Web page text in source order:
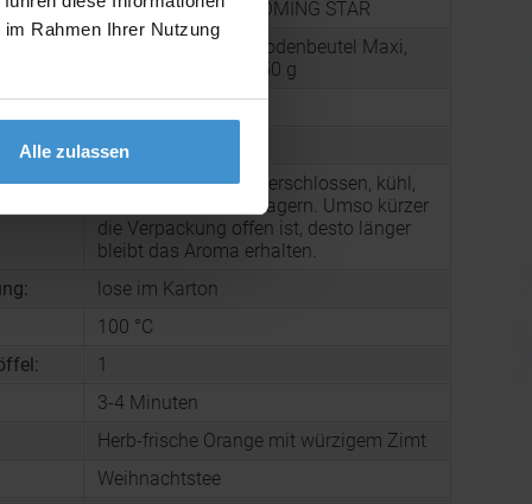
Rahmen Ihrer Nutzung
Alle zulassen
Weihnachtstee GLOOMING STAR
Verpackung: Standbodenbeutel Maxi,
Kraftpapier, Inhalt 150 g
190 x 265 x 110 mm
Den Tee immer gut verschlossen, kühl,
dunkel und trocken lagern. Umso kürzer
die Verpackung offen ist, desto länger
bleibt das Aroma erhalten.
lose im Karton
100 °C
1
3-4 Minuten
Herb-frische Orange mit würzigem Zimt
Weihnachtstee